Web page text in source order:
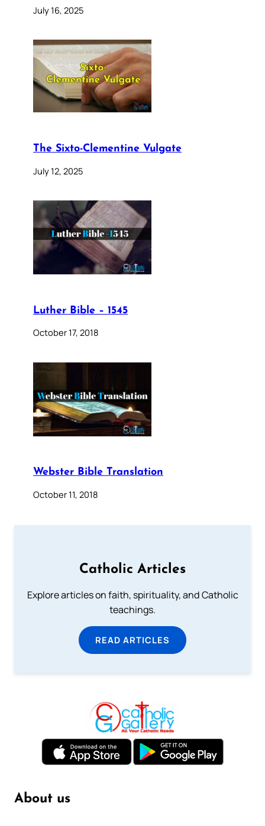
July 16, 2025
The Sixto-Clementine Vulgate
July 12, 2025
Luther Bible – 1545
October 17, 2018
Webster Bible Translation
October 11, 2018
Catholic Articles
Explore articles on faith, spirituality, and Catholic
teachings.
READ ARTICLES
About us